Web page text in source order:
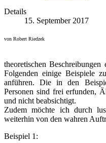
Details
15. September 2017
von Robert Riedzek
theoretischen
Folgenden einige Beispiele
anführen. Die in den
Personen sind frei erfunden,
und nicht beabsichtigt.
Zudem möchte ich durch
weiterhin von den wahren
Beispiel 1: